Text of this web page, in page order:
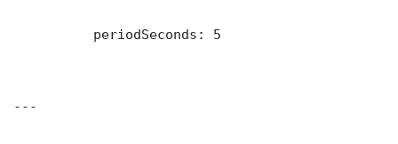
          periodSeconds: 5
---